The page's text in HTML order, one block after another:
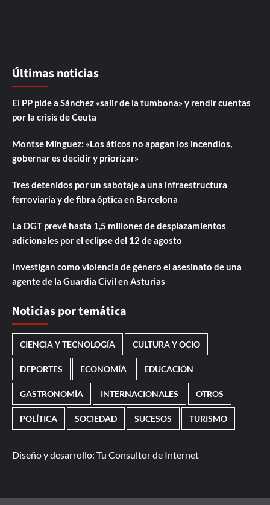
Últimas noticias
El PP pide a Sánchez «salir de la tumbona» y rendir cuentas
por la crisis de Ceuta
Montse Mínguez: «Los áticos no apagan los incendios,
gobernar es decidir y priorizar»
Tres detenidos por un sabotaje a una infraestructura
ferroviaria y de fibra óptica en Barcelona
La DGT prevé hasta 1,5 millones de desplazamientos
adicionales por el eclipse del 12 de agosto
Investigan como violencia de género el asesinato de una
agente de la Guardia Civil en Asturias
Noticias por temática
CIENCIA Y TECNOLOGÍA CULTURA Y OCIO
DEPORTES ECONOMÍA EDUCACIÓN
GASTRONOMÍA INTERNACIONALES OTROS
POLÍTICA SOCIEDAD SUCESOS TURISMO
Diseño y desarrollo: Tu Consultor de Internet